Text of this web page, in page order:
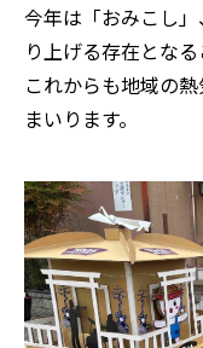
今年は「おみこし
り上げる存在とな
これからも地域の
まいります。